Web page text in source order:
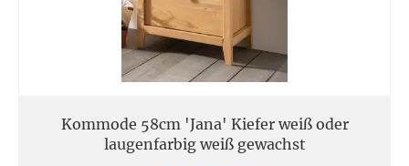
Kommode 58cm 'Jana' Kiefer weiß oder
laugenfarbig weiß gewachst